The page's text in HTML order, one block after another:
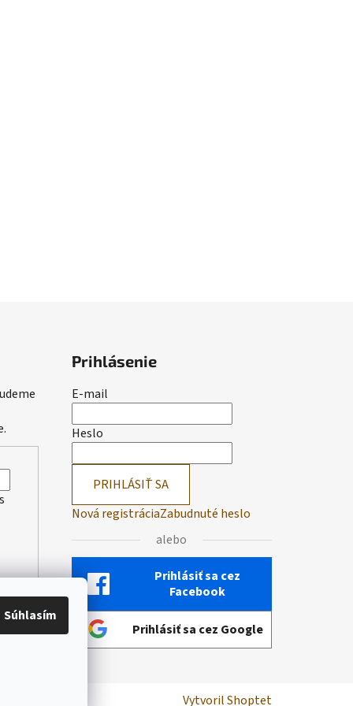
Súhlasím
Prihlásenie
E-mail
Heslo
PRIHLÁSIŤ SA
Nová registráciaZabudnuté heslo
alebo
Prihlásiť sa cez
Facebook
Prihlásiť sa cez Google
Vytvoril Shoptet